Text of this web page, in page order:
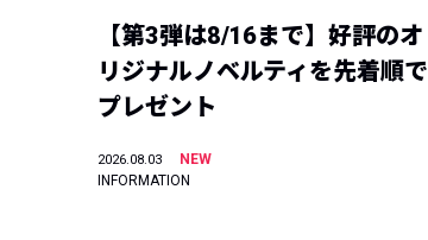
【第3弾は8/16まで】好評のオ
リジナルノベルティを先着順で
プレゼント
2026.08.03
NEW
INFORMATION